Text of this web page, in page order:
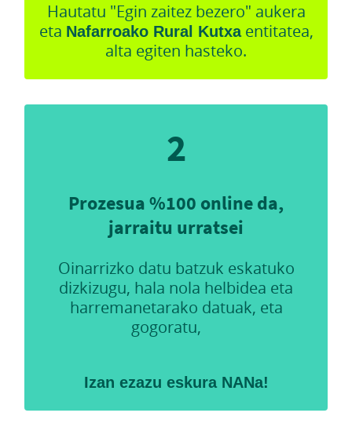
Hautatu "Egin zaitez bezero" aukera
eta Nafarroako Rural Kutxaentitatea,
alta egiten hasteko.
2
Prozesua %100 online da,
jarraitu urratsei
Oinarrizko datu batzuk eskatuko
dizkizugu, hala nola helbidea eta
harremanetarako datuak, eta
gogoratu,
Izan ezazu eskura NANa!